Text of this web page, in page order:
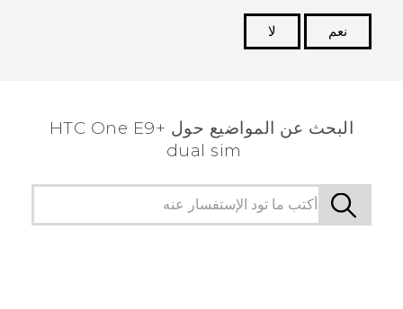
نعم
لا
البحث عن المواضيع حول HTC One E9+
dual sim